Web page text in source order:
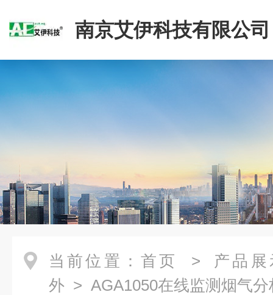
南京艾伊科技有限公司
当前位置： 首页 > 产品展
外 > AGA1050在线监测烟气分